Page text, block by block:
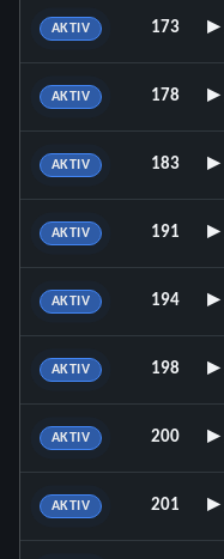
AKTIV 173 ▸
AKTIV 178 ▸
AKTIV 183 ▸
AKTIV 191 ▸
AKTIV 194 ▸
AKTIV 198 ▸
AKTIV 200 ▸
AKTIV 201 ▸